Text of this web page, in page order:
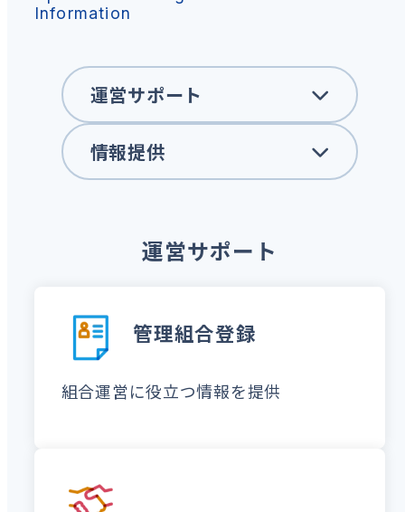
Information
運営サポート
情報提供
運営サポート
管理組合登録
組合運営に役立つ情報を提供